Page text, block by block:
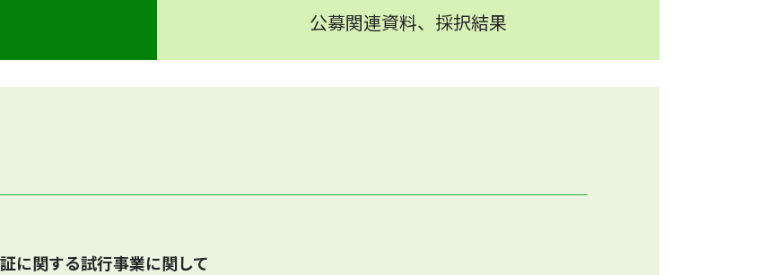
公募関連資料、採択結果
に関する試行事業に関して